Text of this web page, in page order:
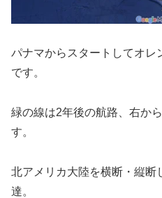
パナマからスタートしてオレ
です。
緑の線は2年後の航路、右か
す。
北アメリカ大陸を横断・縦断
達。